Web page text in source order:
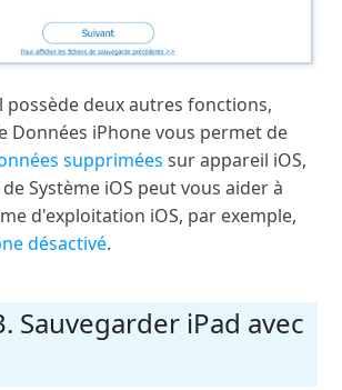
possède deux autres fonctions,
Données iPhone vous permet de
supprimées sur appareil iOS,
Système iOS peut vous aider à
d'exploitation iOS, par exemple,
désactivé.
Sauvegarder iPad avec